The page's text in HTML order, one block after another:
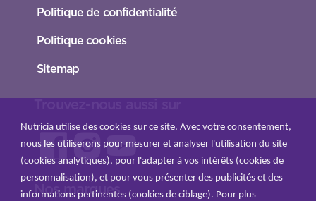
Politique de confidentialité
Politique cookies
Sitemap
Nos marques
Nutricia utilise des cookies sur ce site. Avec votre consentement,
nous les utiliserons pour mesurer et analyser l'utilisation du site
(cookies analytiques), pour l'adapter à vos intérêts (cookies de
personnalisation), et pour vous présenter des publicités et des
informations pertinentes (cookies de ciblage). Pour plus